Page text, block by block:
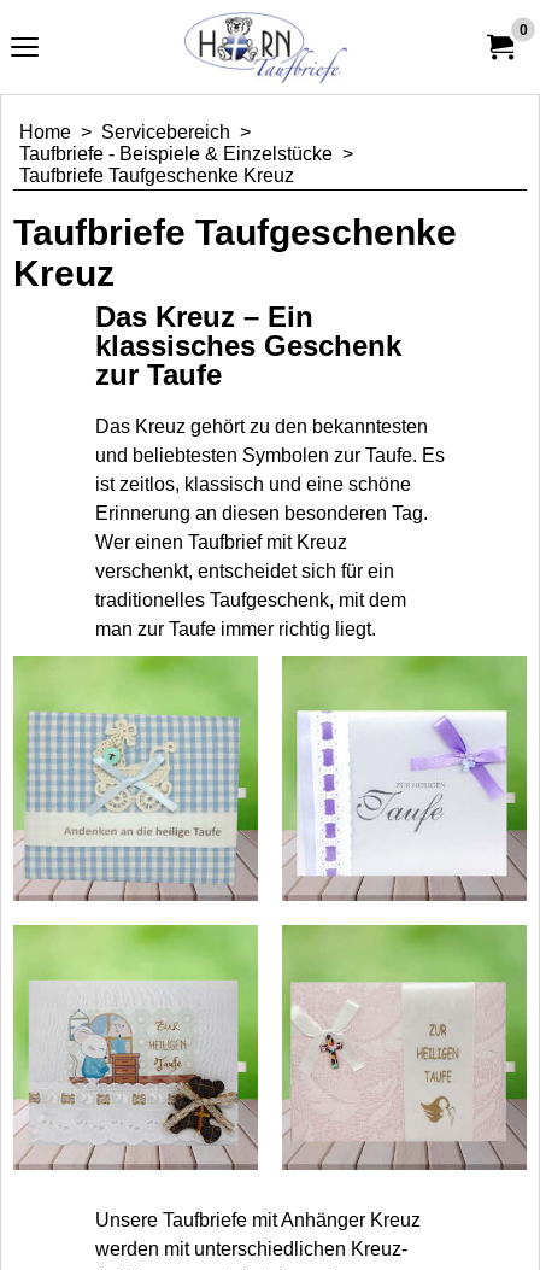
0
Home > Servicebereich >
Taufbriefe - Beispiele & Einzelstücke >
Taufbriefe Taufgeschenke Kreuz
Taufbriefe Taufgeschenke
Kreuz
Das Kreuz – Ein
klassisches Geschenk
zur Taufe
Das Kreuz gehört zu den bekanntesten
und beliebtesten Symbolen zur Taufe. Es
ist zeitlos, klassisch und eine schöne
Erinnerung an diesen besonderen Tag.
Wer einen Taufbrief mit Kreuz
verschenkt, entscheidet sich für ein
traditionelles Taufgeschenk, mit dem
man zur Taufe immer richtig liegt.
Unsere Taufbriefe mit Anhänger Kreuz
werden mit unterschiedlichen Kreuz-